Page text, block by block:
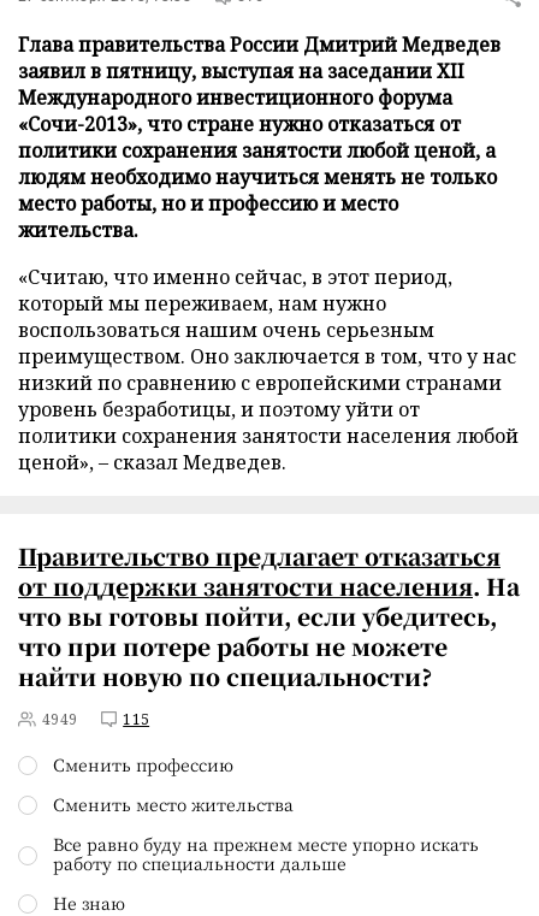
Глава правительства России Дмитрий Медведев
заявил в пятницу, выступая на заседании ХII
Международного инвестиционного форума
«Сочи-2013», что стране нужно отказаться от
политики сохранения занятости любой ценой, а
людям необходимо научиться менять не только
место работы, но и профессию и место
жительства.
«Считаю, что именно сейчас, в этот период,
который мы переживаем, нам нужно
воспользоваться нашим очень серьезным
преимуществом. Оно заключается в том, что у нас
низкий по сравнению с европейскими странами
уровень безработицы, и поэтому уйти от
политики сохранения занятости населения любой
ценой», – сказал Медведев.
Правительство предлагаетотказаться
от поддержки занятости населения. На
что вы готовы пойти, если убедитесь,
что при потере работы не можете
найти новую по специальности?
4949 115
Сменить профессию
Сменить место жительства
Все равно буду на прежнем месте упорно искать
работу по специальности дальше
Не знаю